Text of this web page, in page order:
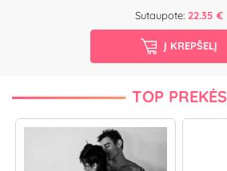
Sutaupote: 22.35 €
Į KREPŠELĮ
TOP PREKĖS